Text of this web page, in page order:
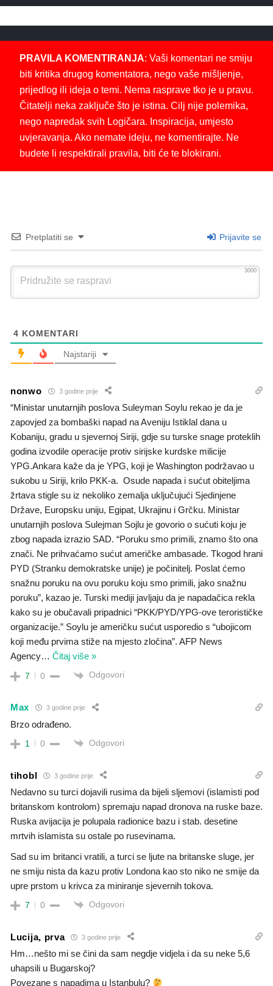
PRAVILA KOMENTIRANJA: Vaši komentari ne smiju
biti kritika drugog komentatora, nego vaše mišljenje,
prijedlog ili ideja o temi. Nema rasprave tko je u pravu.
Čitatelji neka zaključe što je istina. Cilj nije polemika,
nego napredak svih Logičara. Inspiracija, umjesto
uvjeravanja. Ako nemate ideju, ne komentirajte. Ne
budete li respektirali pravila, biti će te blokirani.
Pretplatiti se Prijavite se
3000
4 KOMENTARI
Najstariji
nonwo 3 godine prije
“Ministar unutarnjih poslova Suleyman Soylu rekao je da je
zapovjed za bombaški napad na Aveniju Istiklal dana u
Kobaniju, gradu u sjevernoj Siriji, gdje su turske snage proteklih
godina izvodile operacije protiv sirijske kurdske milicije
YPG.Ankara kaže da je YPG, koji je Washington podržavao u
sukobu u Siriji, krilo PKK-a. Osude napada i sućut obiteljima
žrtava stigle su iz nekoliko zemalja uključujući Sjedinjene
Države, Europsku uniju, Egipat, Ukrajinu i Grčku. Ministar
unutarnjih poslova Sulejman Sojlu je govorio o sućuti koju je
zbog napada izrazio SAD. “Poruku smo primili, znamo što ona
znači. Ne prihvaćamo sućut američke ambasade. Tkogod hrani
PYD (Stranku demokratske unije) je počinitelj. Poslat ćemo
snažnu poruku na ovu poruku koju smo primili, jako snažnu
poruku”, kazao je. Turski mediji javljaju da je napadačica rekla
kako su je obučavali pripadnici “PKK/PYD/YPG-ove terorističke
organizacije.” Soylu je američku sućut usporedio s “ubojicom
koji među prvima stiže na mjesto zločina”. AFP News
Agency… Čitaj više »
7 0 Odgovori
Max 3 godine prije
Brzo odrađeno.
1 0 Odgovori
tihobl 3 godine prije
Nedavno su turci dojavili rusima da bijeli sljemovi (islamisti pod
britanskom kontrolom) spremaju napad dronova na ruske baze.
Ruska avijacija je polupala radionice bazu i stab. desetine
mrtvih islamista su ostale po rusevinama.
Sad su im britanci vratili, a turci se ljute na britanske sluge, jer
ne smiju nista da kazu protiv Londona kao sto niko ne smije da
upre prstom u krivca za miniranje sjevernih tokova.
7 0 Odgovori
Lucija, prva 3 godine prije
Hm…nešto mi se čini da sam negdje vidjela i da su neke 5,6
uhapsili u Bugarskoj?
Povezane s napadima u Istanbulu?